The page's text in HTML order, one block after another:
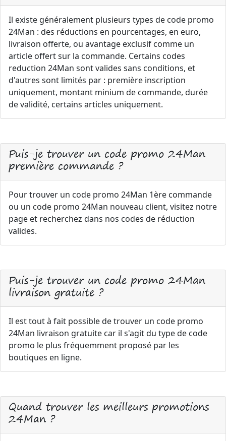
Il existe généralement plusieurs types de code promo
24Man : des réductions en pourcentages, en euro,
livraison offerte, ou avantage exclusif comme un
article offert sur la commande. Certains codes
reduction 24Man sont valides sans conditions, et
d'autres sont limités par : première inscription
uniquement, montant minium de commande, durée
de validité, certains articles uniquement.
Puis-je trouver un code promo 24Man
première commande ?
Pour trouver un code promo 24Man 1ère commande
ou un code promo 24Man nouveau client, visitez notre
page et recherchez dans nos codes de réduction
valides.
Puis-je trouver un code promo 24Man
livraison gratuite ?
Il est tout à fait possible de trouver un code promo
24Man livraison gratuite car il s'agit du type de code
promo le plus fréquemment proposé par les
boutiques en ligne.
Quand trouver les meilleurs promotions
24Man ?